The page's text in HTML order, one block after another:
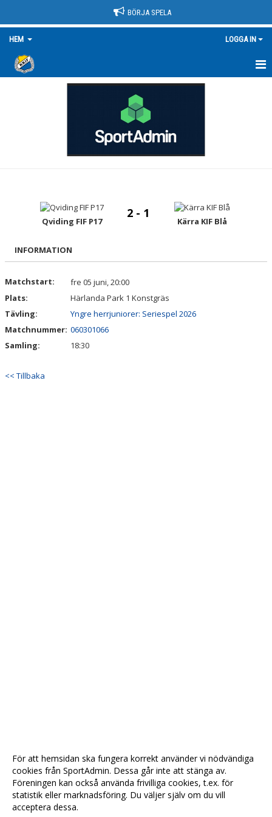
BÖRJA SPELA
HEM LOGGA IN
KLUBBSHOP
DOKUMENT
MATCHER
BILDGALLERI
TRÄNINGSSCHEMA KKIF
Qviding FIF P17
2 - 1
Kärra KIF Blå
INFORMATION
Matchstart:
fre 05 juni, 20:00
Plats:
Härlanda Park 1 Konstgräs
Tävling:
Yngre herrjuniorer: Seriespel 2026
Matchnummer: 060301066
Samling:
18:30
<< Tillbaka
För att hemsidan ska fungera korrekt använder vi nödvändiga
cookies från SportAdmin. Dessa går inte att stänga av.
Föreningen kan också använda frivilliga cookies, t.ex. för
statistik eller marknadsföring. Du väljer själv om du vill
acceptera dessa.